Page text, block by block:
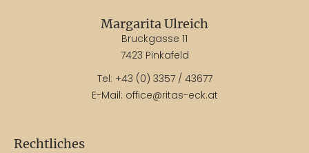
Margarita Ulreich
Bruckgasse 11
7423 Pinkafeld
Tel: +43 (0) 3357 / 43677
E-Mail: office@ritas-eck.at
Rechtliches